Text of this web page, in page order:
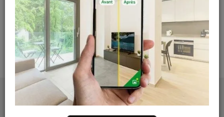
Les teintes, nuances et veinages des photos peuvent
varier par rapport au produit réel
PHOTOS